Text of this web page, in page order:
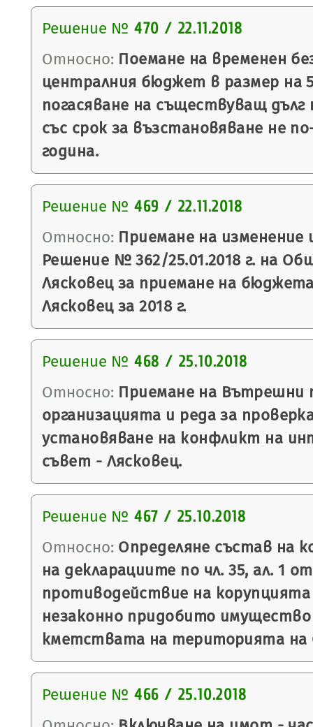
Решение № 470 / 22.11.2018
Относно: Поемане на временен
централния бюджет в размер на
погасяване на съществуващ
със срок за възстановяване не
година.
Решение № 469 / 22.11.2018
Относно: Приемане на изменение
Решение № 362/25.01.2018 г. на
Лясковец за приемане на
Лясковец за 2018 г.
Решение № 468 / 25.10.2018
Относно: Приемане на Вътрешни
организацията и реда за
установяване на конфликт на
съвет - Лясковец.
Решение № 467 / 25.10.2018
Относно: Определяне състав на
на декларациите по чл. 35, ал. 1
противодействие на
незаконно придобито
кметствата на територията на
Решение № 466 / 25.10.2018